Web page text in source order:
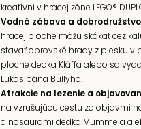
kreatívni v hracej zóne LEGO®
Vodná zábava a
hracej ploche môžu skákať cez
stavať obrovské hrady z piesku v
ploche dedka Kläffa alebo sa
Lukas pána Bullyho.
Atrakcie na lezenie a
na vzrušujúcu cestu za objavmi
dinosaurami dedka Mümmela